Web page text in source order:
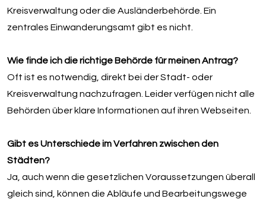
Kreisverwaltung oder die Ausländerbehörde. Ein
zentrales Einwanderungsamt gibt es nicht.
Wie finde ich die richtige Behörde für meinen Antrag?
Oft ist es notwendig, direkt bei der Stadt- oder
Kreisverwaltung nachzufragen. Leider verfügen nicht alle
Behörden über klare Informationen auf ihren Webseiten.
Gibt es Unterschiede im Verfahren zwischen den
Städten?
Ja, auch wenn die gesetzlichen Voraussetzungen überall
gleich sind, können die Abläufe und Bearbeitungswege